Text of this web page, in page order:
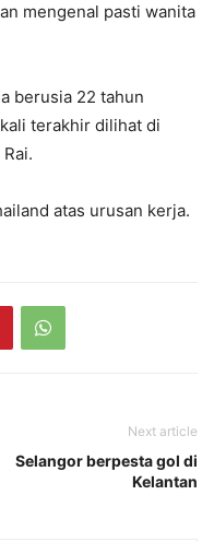
mengenal pasti wanita
berusia 22 tahun
terakhir dilihat di
atas urusan kerja.
Next article
Selangor berpesta gol di
Kelantan